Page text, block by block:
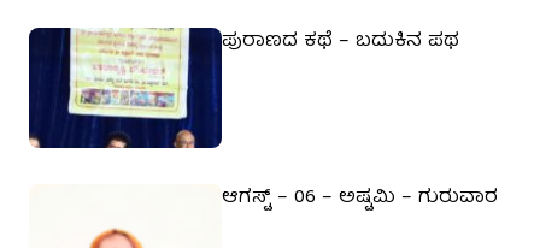
ಪುರಾಣದ ಕಥೆ – ಬದುಕಿನ ಪಥ
ಆಗಸ್ಟ್ – 06 – ಅಷ್ಟಮಿ – ಗುರುವಾರ